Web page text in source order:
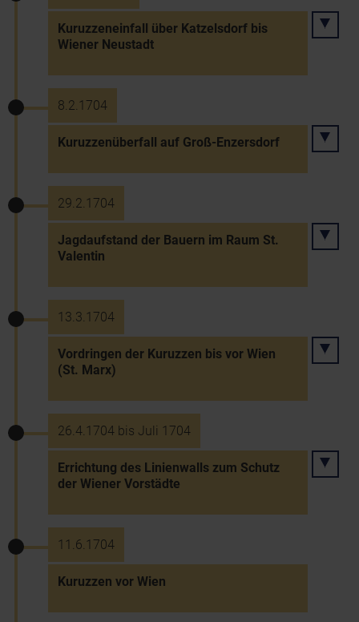
Kuruzzeneinfall über Katzelsdorf bis
Wiener Neustadt
8.2.1704
Kuruzzenüberfall auf Groß-Enzersdorf
29.2.1704
Jagdaufstand der Bauern im Raum St.
Valentin
13.3.1704
Vordringen der Kuruzzen bis vor Wien
(St. Marx)
26.4.1704 bis Juli 1704
Errichtung des Linienwalls zum Schutz
der Wiener Vorstädte
11.6.1704
Kuruzzen vor Wien